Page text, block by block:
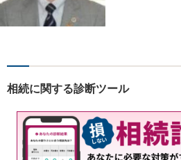
相続に関する診断ツール